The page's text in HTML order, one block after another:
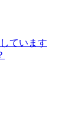
ています